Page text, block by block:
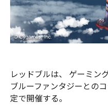
レッドブルは、 ゲーミン
ブルーファンタジーとの
定で開催する。